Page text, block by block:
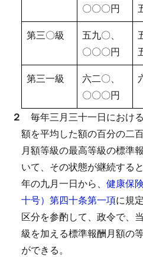
〇〇〇円
第三〇級
五九〇、
〇〇〇円
第三一級
六二〇、
〇〇〇円
２
毎年三月三十一日におけ
額を平均した額の百分の二
月額等級の最高等級の標準
いて、その状態が継続する
年の九月一日から、 健康保
十号）第四十条第一項に規
区分を参酌して、政令で、
級を加える標準報酬月額の
ができる。